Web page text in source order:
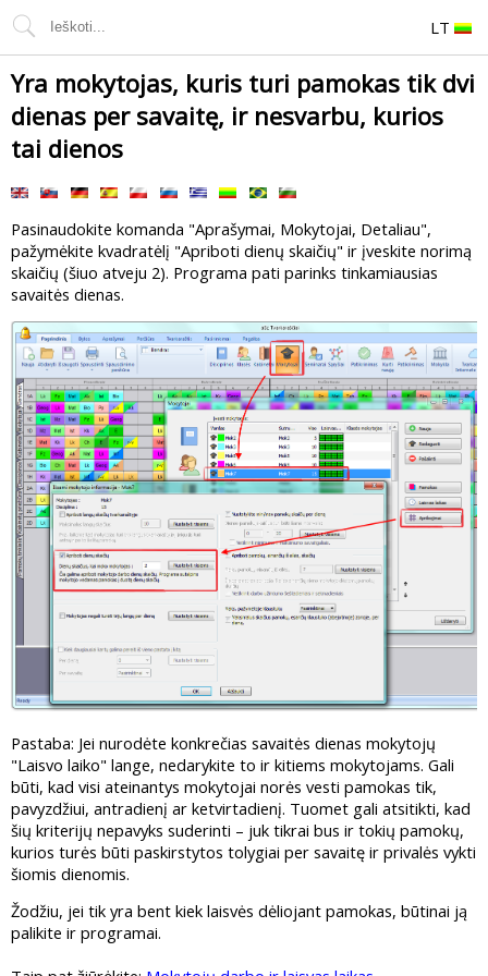
LT
Yra mokytojas, kuris turi pamokas tik dvi
dienas per savaitę, ir nesvarbu, kurios
tai dienos
Pasinaudokite komanda "Aprašymai, Mokytojai, Detaliau",
pažymėkite kvadratėlį "Apriboti dienų skaičių" ir įveskite norimą
skaičių (šiuo atveju 2). Programa pati parinks tinkamiausias
savaitės dienas.
Pastaba: Jei nurodėte konkrečias savaitės dienas mokytojų
"Laisvo laiko" lange, nedarykite to ir kitiems mokytojams. Gali
būti, kad visi ateinantys mokytojai norės vesti pamokas tik,
pavyzdžiui, antradienį ar ketvirtadienį. Tuomet gali atsitikti, kad
šių kriterijų nepavyks suderinti – juk tikrai bus ir tokių pamokų,
kurios turės būti paskirstytos tolygiai per savaitę ir privalės vykti
šiomis dienomis.
Žodžiu, jei tik yra bent kiek laisvės dėliojant pamokas, būtinai ją
palikite ir programai.